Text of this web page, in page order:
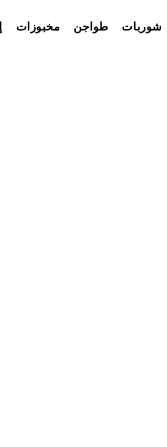
شوربات طواجن مخبوزات